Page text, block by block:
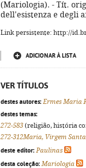
(Mariologia). - Tít.
dell'esistenza e degli
Link persistente: http://
ADICIONAR À LISTA
VER TÍTULOS
destes autores: Ermes Maria
destes temas:
272-583 (religião, história
272-312Maria, Virgem Santa
deste editor: Paulinas
desta coleção: Mariologia